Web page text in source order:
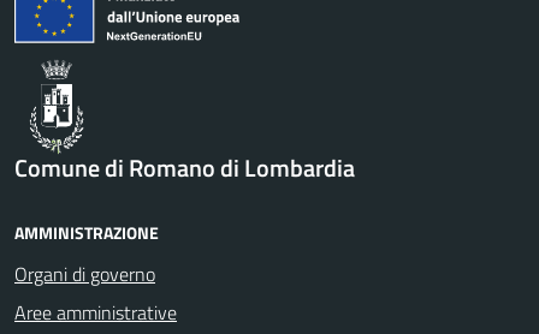
Comune di Romano di Lombardia
AMMINISTRAZIONE
Organi di governo
Aree amministrative